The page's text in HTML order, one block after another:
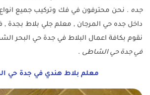
جده . نحن محترفون في فك وتركيب جميع
داخل جده حي المرجان , معلم جلي بلاط بجدة ,
نقوم بكافة اعمال البلاط في جدة حي البحر
في جدة حي الشاطى .
معلم بلاط هندي في جدة حي